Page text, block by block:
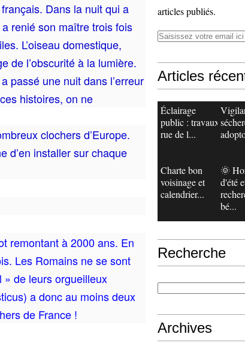
Dans la nuit qui a
renié son maître trois fois
L’oiseau domestique,
de l’obscurité à la lumière.
passé une nuit dans l’erreur
histoires, on ne
clochers d’Europe.
d’en installer sur chaque
remontant à 2000 ans. En
. Les Romains ne se sont
de leurs orgueilleux
a donc au moins deux
de France !
articles publiés.
Articles
Éclairage
public : travaux
rue de l...
Charte bon
voisinage et
calendrier...
🌞
d'été
bé...
Recherche
Archives